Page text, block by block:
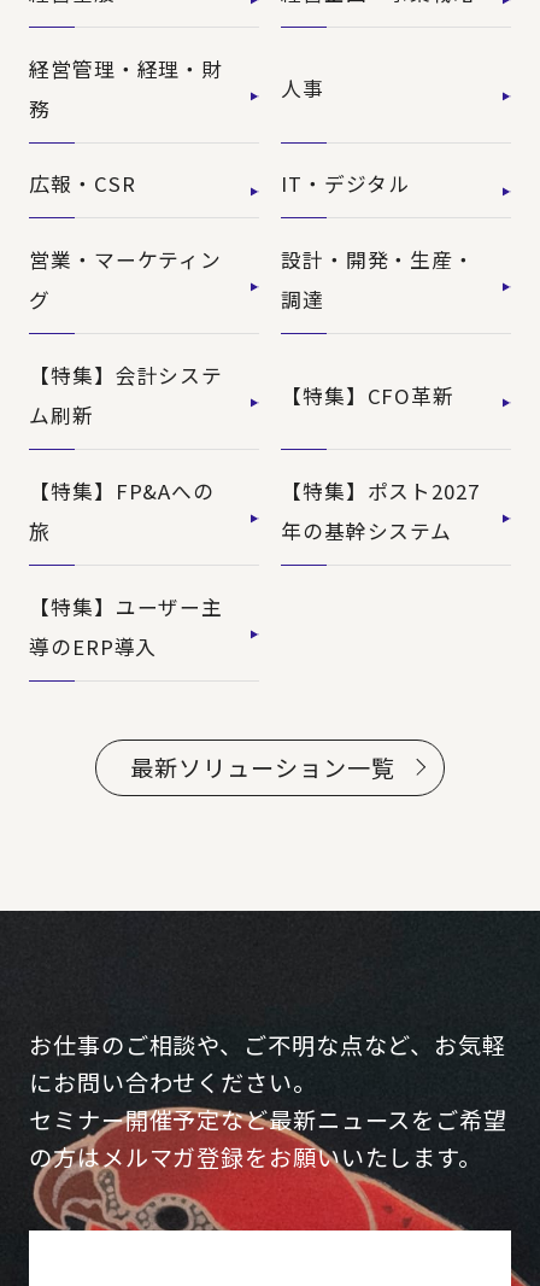
経営管理・経理・財
務
人事
広報・CSR IT・デジタル
営業・マーケティン
グ
設計・開発・生産・
調達
【特集】会計システ
ム刷新
【特集】CFO革新
【特集】FP&Aへの
旅
【特集】ポスト2027
年の基幹システム
【特集】ユーザー主
導のERP導入
最新ソリューション一覧
お仕事のご相談や、ご不明な点など、お気軽
にお問い合わせください。
セミナー開催予定など最新ニュースをご希望
の方はメルマガ登録をお願いいたします。